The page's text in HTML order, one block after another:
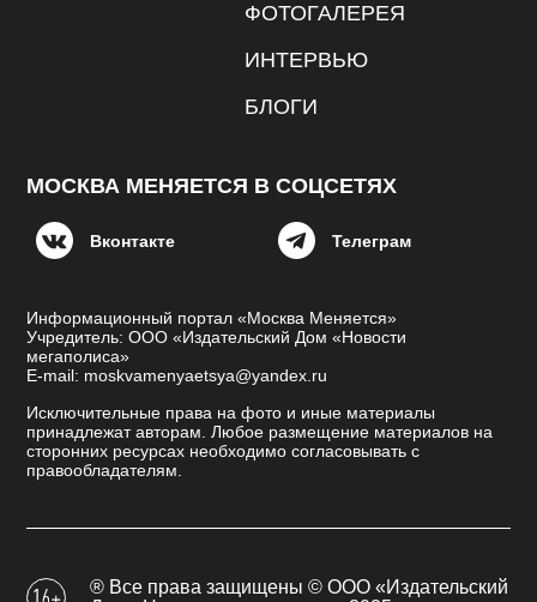
ФОТОГАЛЕРЕЯ
ИНТЕРВЬЮ
БЛОГИ
МОСКВА МЕНЯЕТСЯ В СОЦСЕТЯХ
Вконтакте Телеграм
Информационный портал «Москва Меняется»
Учредитель: ООО «Издательский Дом «Новости
мегаполиса»
E-mail: moskvamenyaetsya@yandex.ru
Исключительные права на фото и иные материалы
принадлежат авторам. Любое размещение материалов на
сторонних ресурсах необходимо согласовывать с
правообладателям.
® Все права защищены © ООО «Издательский